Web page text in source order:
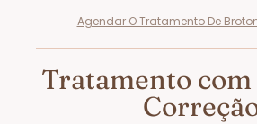
Agendar O Tratamento De
Tratamento